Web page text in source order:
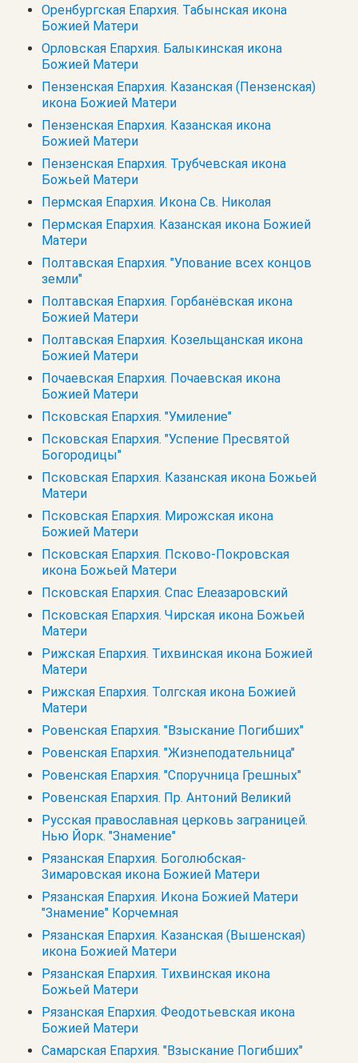
Оренбургская Епархия. Табынская икона
Божией Матери
Орловская Епархия. Балыкинская икона
Божией Матери
Пензенская Епархия. Казанская (Пензенская)
икона Божией Матери
Пензенская Епархия. Казанская икона
Божией Матери
Пензенская Епархия. Трубчевская икона
Божьей Матери
Пермская Епархия. Икона Св. Николая
Пермская Епархия. Казанская икона Божией
Матери
Полтавская Епархия. "Упование всех концов
земли"
Полтавская Епархия. Горбанёвская икона
Божией Матери
Полтавская Епархия. Козельщанская икона
Божией Матери
Почаевская Епархия. Почаевская икона
Божией Матери
Псковская Епархия. "Умиление"
Псковская Епархия. "Успение Пресвятой
Богородицы"
Псковская Епархия. Казанская икона Божьей
Матери
Псковская Епархия. Мирожская икона
Божией Матери
Псковская Епархия. Псково-Покровская
икона Божьей Матери
Псковская Епархия. Спас Елеазаровский
Псковская Епархия. Чирская икона Божьей
Матери
Рижская Епархия. Тихвинская икона Божией
Матери
Рижская Епархия. Толгская икона Божией
Матери
Ровенская Епархия. "Взыскание Погибших"
Ровенская Епархия. "Жизнеподательница"
Ровенская Епархия. "Споручница Грешных"
Ровенская Епархия. Пр. Антоний Великий
Русская православная церковь заграницей.
Нью Йорк. "Знамение"
Рязанская Епархия. Боголюбская-
Зимаровская икона Божией Матери
Рязанская Епархия. Икона Божией Матери
"Знамение" Корчемная
Рязанская Епархия. Казанская (Вышенская)
икона Божией Матери
Рязанская Епархия. Тихвинская икона
Божьей Матери
Рязанская Епархия. Феодотьевская икона
Божией Матери
Самарская Епархия. "Взыскание Погибших"